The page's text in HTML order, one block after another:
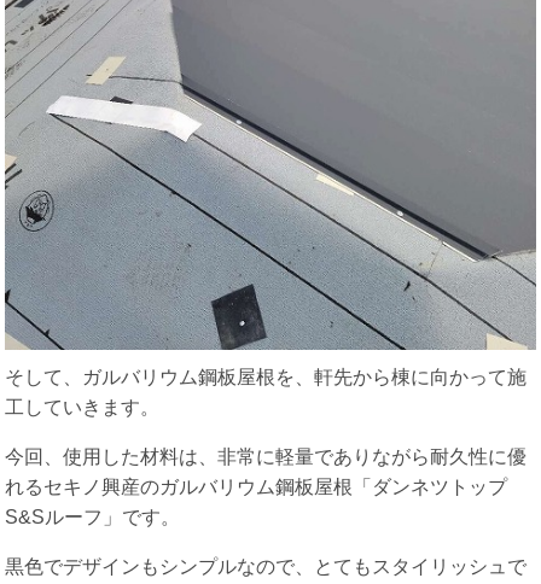
そして、ガルバリウム鋼板屋根を、軒先から棟に向かって施
工していきます。
今回、使用した材料は、非常に軽量でありながら耐久性に優
れるセキノ興産のガルバリウム鋼板屋根「ダンネツトップ
S&Sルーフ」です。
黒色でデザインもシンプルなので、とてもスタイリッシュで